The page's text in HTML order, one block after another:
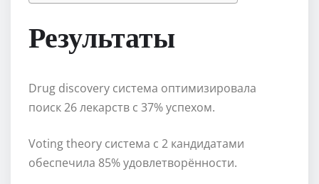
Результаты
Drug discovery система оптимизировала
поиск 26 лекарств с 37% успехом.
Voting theory система с 2 кандидатами
обеспечила 85% удовлетворённости.